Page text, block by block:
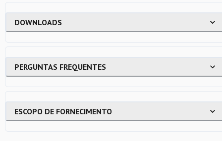
DOWNLOADS
PERGUNTAS FREQUENTES
ESCOPO DE FORNECIMENTO